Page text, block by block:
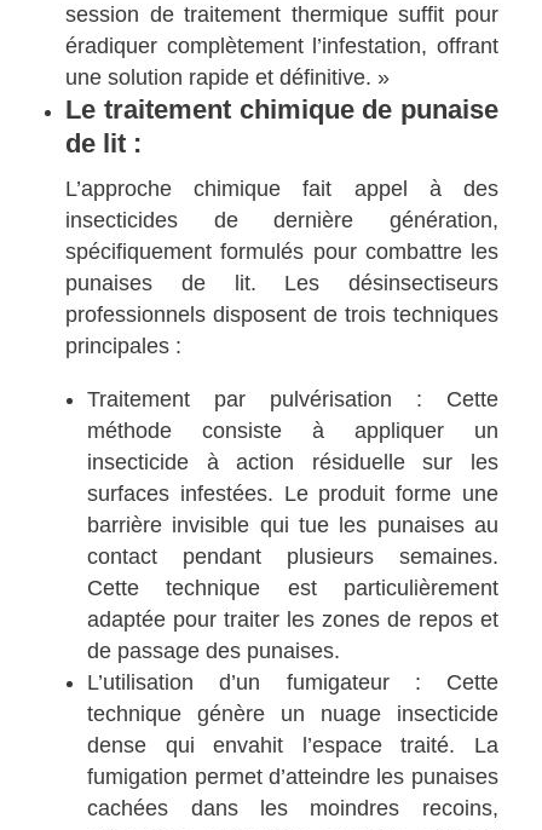
session de traitement thermique suffit pour
éradiquer complètement l’infestation, offrant
une solution rapide et définitive. »
Le traitement chimique de punaise
de lit :
L’approche chimique fait appel à des
insecticides de dernière génération,
spécifiquement formulés pour combattre les
punaises de lit. Les désinsectiseurs
professionnels disposent de trois techniques
principales :
Traitement par pulvérisation : Cette
méthode consiste à appliquer un
insecticide à action résiduelle sur les
surfaces infestées. Le produit forme une
barrière invisible qui tue les punaises au
contact pendant plusieurs semaines.
Cette technique est particulièrement
adaptée pour traiter les zones de repos et
de passage des punaises.
L’utilisation d’un fumigateur : Cette
technique génère un nuage insecticide
dense qui envahit l’espace traité. La
fumigation permet d’atteindre les punaises
cachées dans les moindres recoins,